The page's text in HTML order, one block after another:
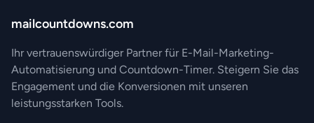
mailcountdowns.com
Ihr vertrauenswürdiger Partner für E-Mail-Marketing-
Automatisierung und Countdown-Timer. Steigern Sie das
Engagement und die Konversionen mit unseren
leistungsstarken Tools.